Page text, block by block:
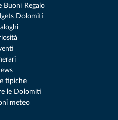
Buoni Regalo
Dolomiti
tipiche
le Dolomiti
meteo